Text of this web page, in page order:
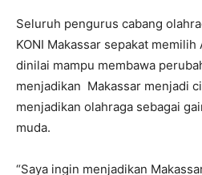
Seluruh pengurus cabang
KONI Makassar sepakat
dinilai mampu membawa
menjadikan Makassar menjadi
menjadikan olahraga sebagai
muda.
“Saya ingin menjadikan